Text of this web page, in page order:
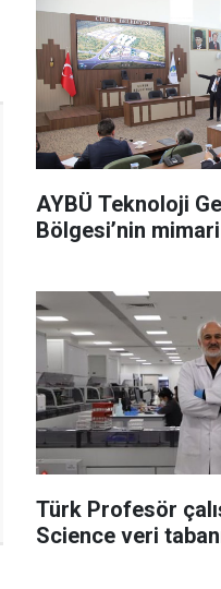
AYBÜ Teknoloji
Bölgesi’nin
Türk Profesör
Science veri